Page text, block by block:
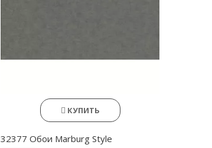
КУПИТЬ
32377 Обои Marburg Style